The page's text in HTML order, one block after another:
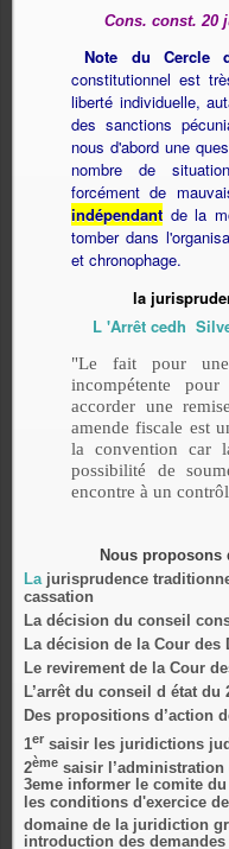
Cons. const. 20
Note du Cercle
constitutionnel est
liberté individuelle,
des sanctions
nous d'abord une
nombre de
forcément de
indépendant de la
tomber dans
et chronophage.
la
L 'Arrêt cedh
"Le fait pour
incompétente
accorder une
amende fiscale est
la convention car
possibilité de
encontre à un
Nous proposons
Lajurisprudence
cassation
La décision du conseil
La décision de la Cour des
Le revirement de la Cour
L’arrêt du conseil d état du
Des propositions d’action
1er saisir les juridictions
2ème saisir
3eme informer le comite
les conditions d'exercice
domaine de la juridiction
introduction des demandes